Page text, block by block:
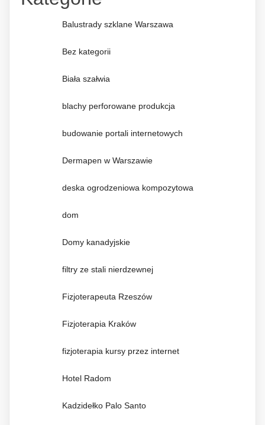
Balustrady szklane Warszawa
Bez kategorii
Biała szałwia
blachy perforowane produkcja
budowanie portali internetowych
Dermapen w Warszawie
deska ogrodzeniowa kompozytowa
dom
Domy kanadyjskie
filtry ze stali nierdzewnej
Fizjoterapeuta Rzeszów
Fizjoterapia Kraków
fizjoterapia kursy przez internet
Hotel Radom
Kadzidełko Palo Santo